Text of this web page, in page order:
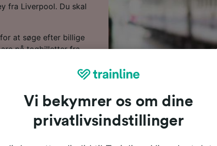
fra Liverpool. Du skal
at søge efter billige
på togbilletter fra
ikke at vente - lav
og,-tips til, hvordan du
deriblandt de
Vi bekymrer os om dine
privatlivsindstillinger